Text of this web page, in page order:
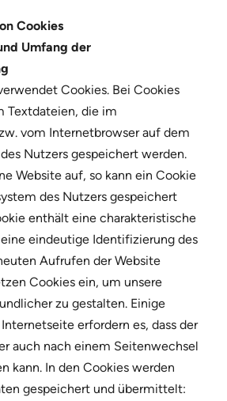
Cookies
Umfang der
Cookies. Bei Cookies
Textdateien, die im
vom Internetbrowser auf dem
Nutzers gespeichert werden.
Website auf, so kann ein Cookie
des Nutzers gespeichert
enthält eine charakteristische
eindeutige Identifizierung des
Aufrufen der Website
Cookies ein, um unsere
zu gestalten. Einige
erfordern es, dass der
auch nach einem Seitenwechsel
kann. In den Cookies werden
gespeichert und übermittelt: